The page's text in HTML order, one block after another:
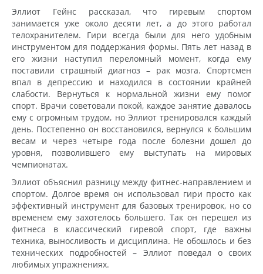
Эллиот Гейнс рассказал, что гиревым спортом
занимается уже около десяти лет, а до этого работал
телохранителем. Гири всегда были для него удобным
инструментом для поддержания формы. Пять лет назад в
его жизни наступил переломный момент, когда ему
поставили страшный диагноз – рак мозга. Спортсмен
впал в депрессию и находился в состоянии крайней
слабости. Вернуться к нормальной жизни ему помог
спорт. Врачи советовали покой, каждое занятие давалось
ему с огромным трудом, но Эллиот тренировался каждый
день. Постепенно он восстановился, вернулся к большим
весам и через четыре года после болезни дошел до
уровня, позволившего ему выступать на мировых
чемпионатах.
Эллиот объяснил разницу между фитнес-направлением и
спортом. Долгое время он использовал гири просто как
эффективный инструмент для базовых тренировок, но со
временем ему захотелось большего. Так он перешел из
фитнеса в классический гиревой спорт, где важны
техника, выносливость и дисциплина. Не обошлось и без
технических подробностей – Эллиот поведал о своих
любимых упражнениях.